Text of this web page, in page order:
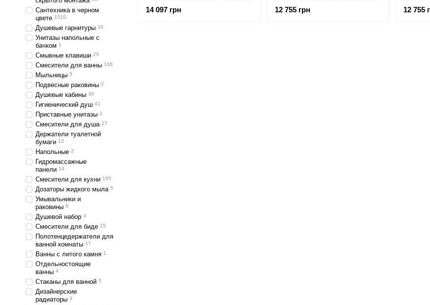
14 097 грн 12 755 грн 12 755
Сантехника в черном
цвете 1510
Душевые гарнитуры 10
Унитазы напольные с
бачком 1
Смывные клавиши 25
Смесители для ванны 106
Мыльницы 5
Подвесные раковины 2
Душевые кабины 30
Гигиенический душ 41
Приставные унитазы 2
Смесители для душа 27
Держатели туалетной
бумаги 12
Напольные 2
Гидромассажные
панели 14
Смесители для кухни 185
Дозаторы жидкого мыла 5
Умывальники и
раковины 6
Душевой набор 3
Смесители для биде 15
Полотенцедержатели для
ванной комнаты 17
Ванны с литого камня 1
Отдельностоящие
ванны 4
Стаканы для ванной 5
Дизайнерские
радиаторы 3